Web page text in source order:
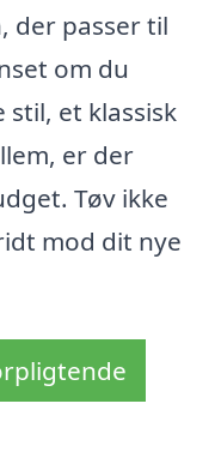
der passer til
om du
et klassisk
er der
Tøv ikke
mod dit nye